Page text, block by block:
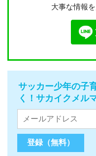
大事な情報
サッカー少年の子
く！サカイクメル